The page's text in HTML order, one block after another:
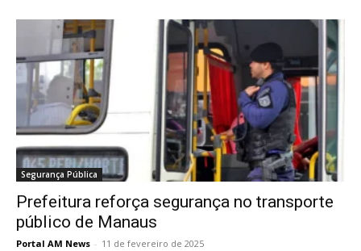
Segurança Pública
Prefeitura reforça segurança no transporte
público de Manaus
Portal AM News - 11 de fevereiro de 2025